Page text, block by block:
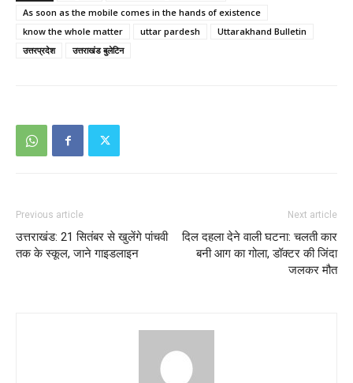
As soon as the mobile comes in the hands of existence
know the whole matter
uttar pardesh
Uttarakhand Bulletin
उत्तरप्रदेश
उत्तराखंड बुलेटिन
Previous article
उत्तराखंड: 21 सितंबर से खुलेंगे पांचवी
तक के स्कूल, जाने गाइडलाइन
Next article
दिल दहला देने वाली घटना: चलती कार
बनी आग का गोला, डॉक्टर की जिंदा
जलकर मौत